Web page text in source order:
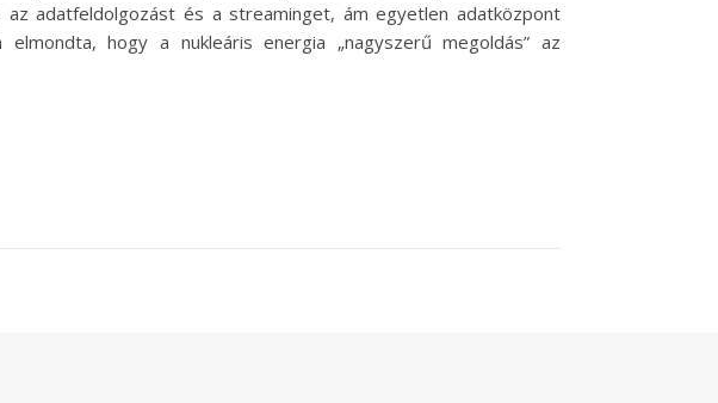
adatfeldolgozást és a streaminget, ám egyetlen adatközpont
hogy a nukleáris energia „nagyszerű megoldás” az